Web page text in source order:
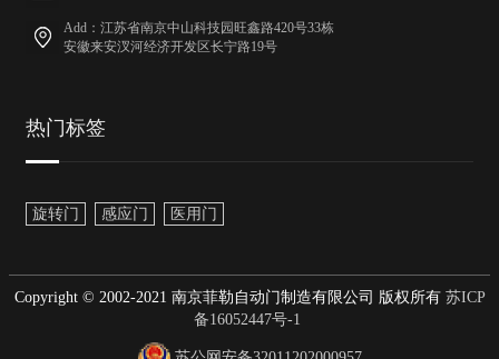
Add：江苏省南京中山科技园旺鑫路420号33栋
安徽来安汊河经济开发区长宁路19号
热门标签
旋转门 感应门 医用门
Copyright © 2002-2021 南京菲勒自动门制造有限公司 版权所有苏ICP
备16052447号-1